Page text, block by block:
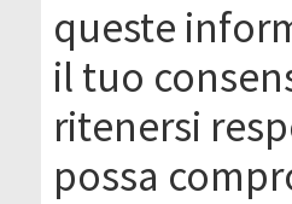
queste
il tuo
ritenersi
possa